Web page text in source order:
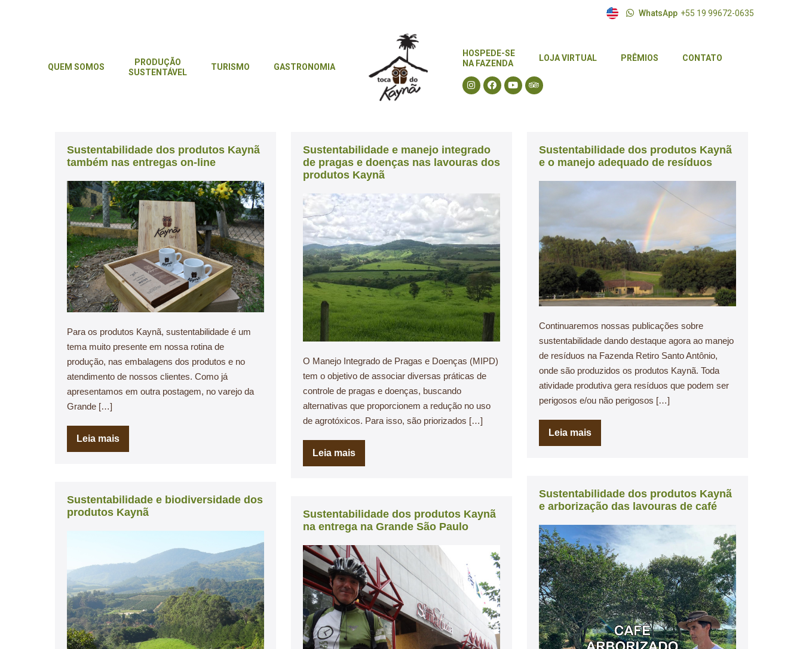
WhatsApp +55 19 99672-0635
QUEM SOMOS
PRODUÇÃO
SUSTENTÁVEL
TURISMO GASTRONOMIA
HOSPEDE-SE
NA FAZENDA
LOJA VIRTUAL PRÊMIOS
CONTATO
PRODUÇÃO
HOSPEDE-SE
Sustentabilidade dos produtos Kaynã
também nas entregas on-line
Para os produtos Kaynã, sustentabilidade é um
tema muito presente em nossa rotina de
produção, nas embalagens dos produtos e no
atendimento de nossos clientes. Como já
apresentamos em outra postagem, no varejo da
Grande […]
Leia mais
Sustentabilidade e manejo integrado
de pragas e doenças nas lavouras dos
produtos Kaynã
O Manejo Integrado de Pragas e Doenças (MIPD)
tem o objetivo de associar diversas práticas de
controle de pragas e doenças, buscando
alternativas que proporcionem a redução no uso
de agrotóxicos. Para isso, são priorizados […]
Leia mais
Sustentabilidade dos produtos Kaynã
e o manejo adequado de resíduos
Continuaremos nossas publicações sobre
sustentabilidade dando destaque agora ao manejo
de resíduos na Fazenda Retiro Santo Antônio,
onde são produzidos os produtos Kaynã. Toda
atividade produtiva gera resíduos que podem ser
perigosos e/ou não perigosos […]
Leia mais
Sustentabilidade dos produtos Kaynã
e arborização das lavouras de café
Sustentabilidade e biodiversidade dos
produtos Kaynã
Sustentabilidade dos produtos Kaynã
na entrega na Grande São Paulo